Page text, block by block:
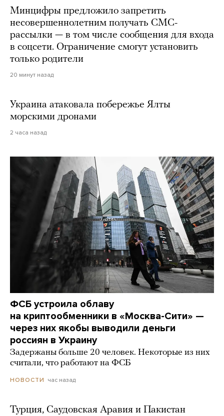
Минцифры предложило запретить
несовершеннолетним получать СМС-
рассылки — в том числе сообщения для входа
в соцсети. Ограничение смогут установить
только родители
20 минут назад
Украина атаковала побережье Ялты
морскими дронами
2 часа назад
ФСБ устроила облаву
на криптообменники в «Москва-Сити» —
через них якобы выводили деньги
россиян в Украину
Задержаны больше 20 человек. Некоторые из них
считали, что работают на ФСБ
НОВОСТИ час назад
Турция, Саудовская Аравия и Пакистан